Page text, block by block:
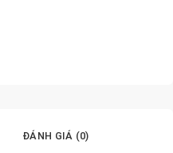
ĐÁNH GIÁ (0)